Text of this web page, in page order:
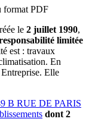
format PDF
le 2 juillet 1990,
limitée
est : travaux
. En
Elle
B RUE DE PARIS
s dont 2